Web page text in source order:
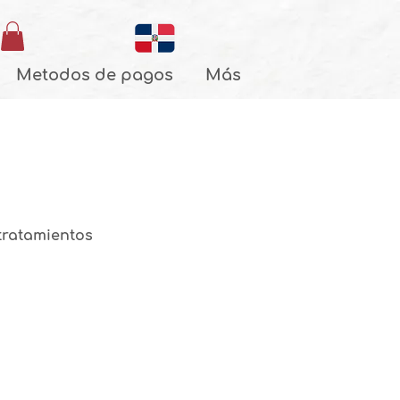
Metodos de pagos Más